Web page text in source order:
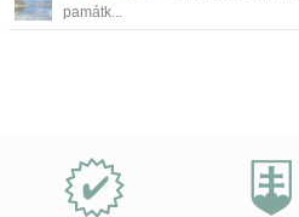
památk...